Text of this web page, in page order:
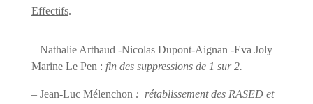
Effectifs.
– Nathalie Arthaud -Nicolas Dupont-Aignan -Eva Joly –
Marine Le Pen : fin des suppressions de 1 sur 2.
– Jean-Luc Mélenchon : rétablissement des RASED et